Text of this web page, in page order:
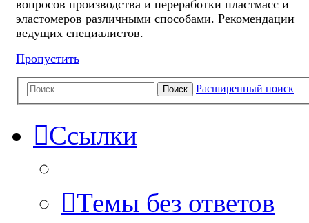
вопросов производства и переработки пластмасс и
эластомеров различными способами. Рекомендации
ведущих специалистов.
Пропустить
Поиск Расширенный поиск
Ссылки
Темы без ответов